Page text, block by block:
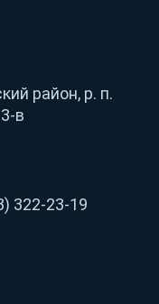
район, р. п.
в
322-23-19